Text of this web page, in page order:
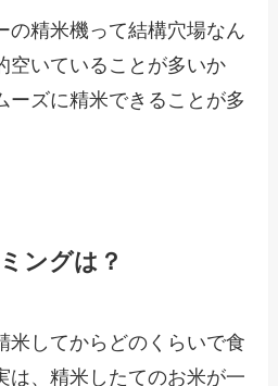
の精米機って結構穴場なん
空いていることが多いか
ーズに精米できることが多
ングは？
米してからどのくらいで食
は、精米したてのお米が一